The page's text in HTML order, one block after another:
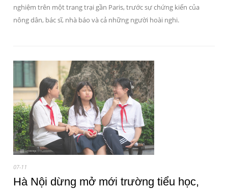
nghiệm trên một trang trại gần Paris, trước sự chứng kiến của
nông dân, bác sĩ, nhà báo và cả những người hoài nghi.
07-11
Hà Nội dừng mở mới trường tiểu học,